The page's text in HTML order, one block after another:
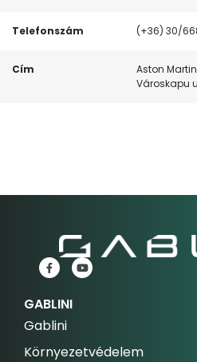
Telefonszám (+36) 30/
Cím
Aston
Városkapu
GABLINI
Gablini
Környezetvédelem